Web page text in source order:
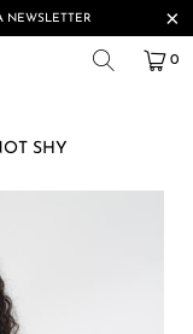
NEWSLETTER
0
SHY